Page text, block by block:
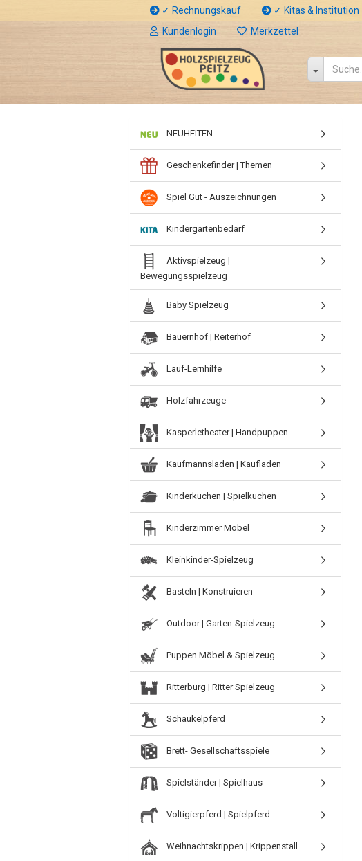
✓ Rechnungskauf ✓ Kitas & Institution
Kundenlogin
Merkzettel
NEUHEITEN
Geschenkefinder | Themen
Spiel Gut - Auszeichnungen
Kindergartenbedarf
Aktivspielzeug |
Bewegungsspielzeug
Baby Spielzeug
Bauernhof | Reiterhof
Lauf-Lernhilfe
Holzfahrzeuge
Kasperletheater | Handpuppen
Kaufmannsladen | Kaufladen
Kinderküchen | Spielküchen
Kinderzimmer Möbel
Kleinkinder-Spielzeug
Basteln | Konstruieren
Outdoor | Garten-Spielzeug
Puppen Möbel & Spielzeug
Ritterburg | Ritter Spielzeug
Schaukelpferd
Brett- Gesellschaftsspiele
Spielständer | Spielhaus
Voltigierpferd | Spielpferd
Weihnachtskrippen | Krippenstall